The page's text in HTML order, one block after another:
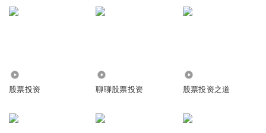
股票投资 聊聊股票投资 股票投资之道